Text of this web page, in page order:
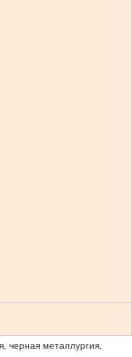
черная металлургия,